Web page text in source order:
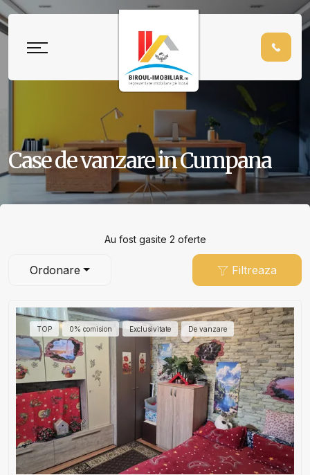
Case de vanzare in Cumpana
Au fost gasite 2 oferte
Ordonare Filtreaza
TOP 0% comision Exclusivitate De vanzare